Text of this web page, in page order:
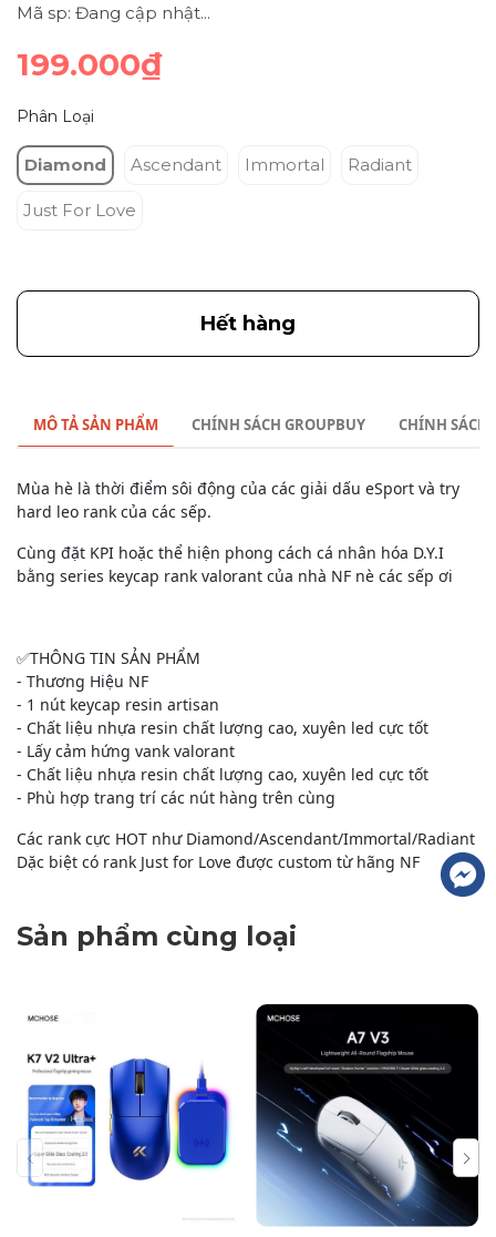
Mã sp: Đang cập nhật...
199.000₫
Phân Loại
Diamond Ascendant Immortal Radiant
Just For Love
Hết hàng
MÔ TẢ SẢN PHẨM CHÍNH SÁCH GROUPBUY CHÍNH SÁCH
Mùa hè là thời điểm sôi động của các giải dấu eSport và try
hard leo rank của các sếp.
Cùng đặt KPI hoặc thể hiện phong cách cá nhân hóa D.Y.I
bằng series keycap rank valorant của nhà NF nè các sếp ơi
✅THÔNG TIN SẢN PHẨM
- Thương Hiệu NF
- 1 nút keycap resin artisan
- Chất liệu nhựa resin chất lượng cao, xuyên led cực tốt
- Lấy cảm hứng vank valorant
- Chất liệu nhựa resin chất lượng cao, xuyên led cực tốt
- Phù hợp trang trí các nút hàng trên cùng
Các rank cực HOT như Diamond/Ascendant/Immortal/Radiant
Dặc biệt có rank Just for Love được custom từ hãng NF
Sản phẩm cùng loại